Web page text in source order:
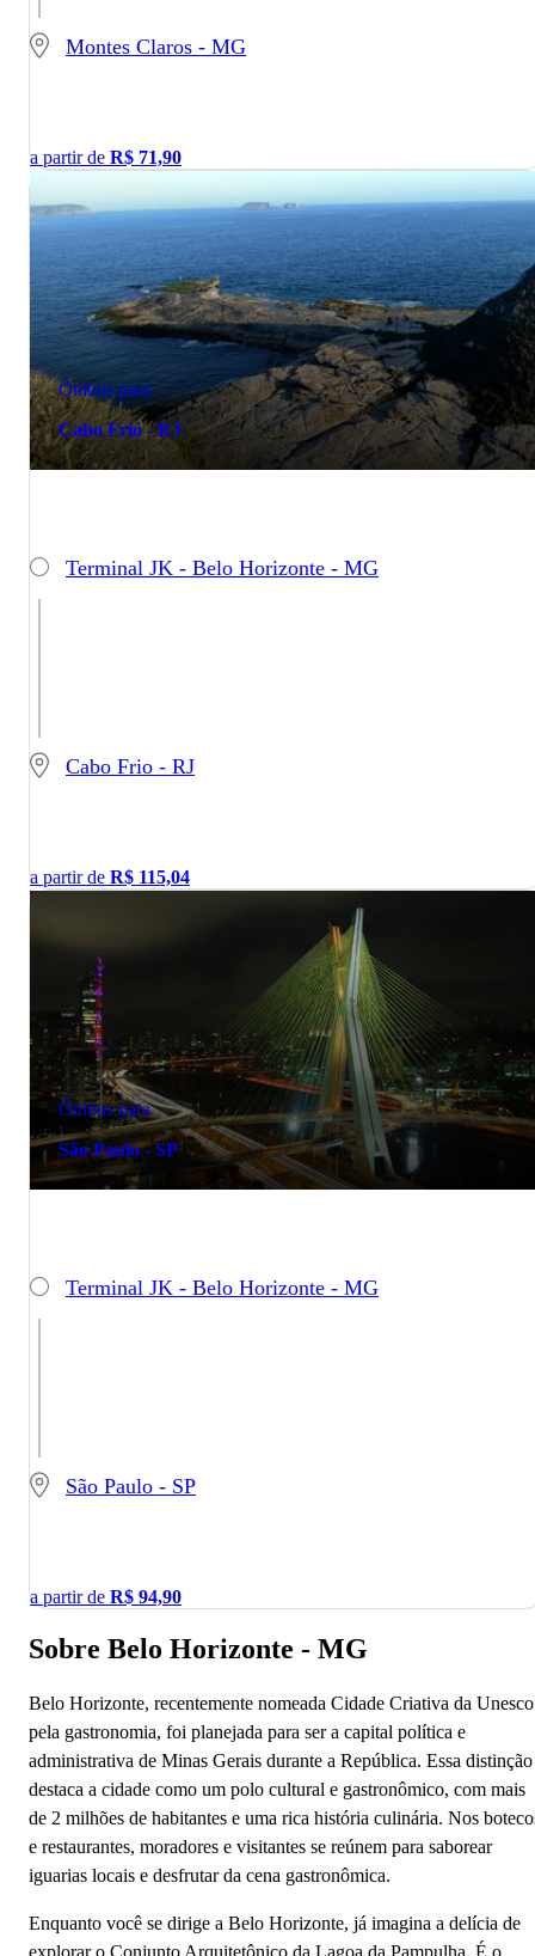
Montes Claros - MG
a partir de R$ 71,90
Ônibus para
Cabo Frio - RJ
Terminal JK - Belo Horizonte - MG
Cabo Frio - RJ
a partir de R$ 115,04
Ônibus para
São Paulo - SP
Terminal JK - Belo Horizonte - MG
São Paulo - SP
a partir de R$ 94,90
Sobre Belo Horizonte - MG
Belo Horizonte, recentemente nomeada Cidade Criativa da Unesco
pela gastronomia, foi planejada para ser a capital política e
administrativa de Minas Gerais durante a República. Essa distinção
destaca a cidade como um polo cultural e gastronômico, com mais
de 2 milhões de habitantes e uma rica história culinária. Nos
e restaurantes, moradores e visitantes se reúnem para saborear
iguarias locais e desfrutar da cena gastronômica.
Enquanto você se dirige a Belo Horizonte, já imagina a delícia de
explorar o Conjunto Arquitetônico da Lagoa da Pampulha. É o